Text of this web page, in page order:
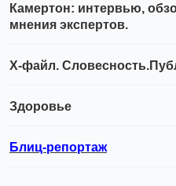
Камертон: интервью,
мнения экспертов.
Х-файл.
Здоровье
Блиц-репортаж